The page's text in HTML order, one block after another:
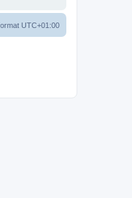
UTC+01:00